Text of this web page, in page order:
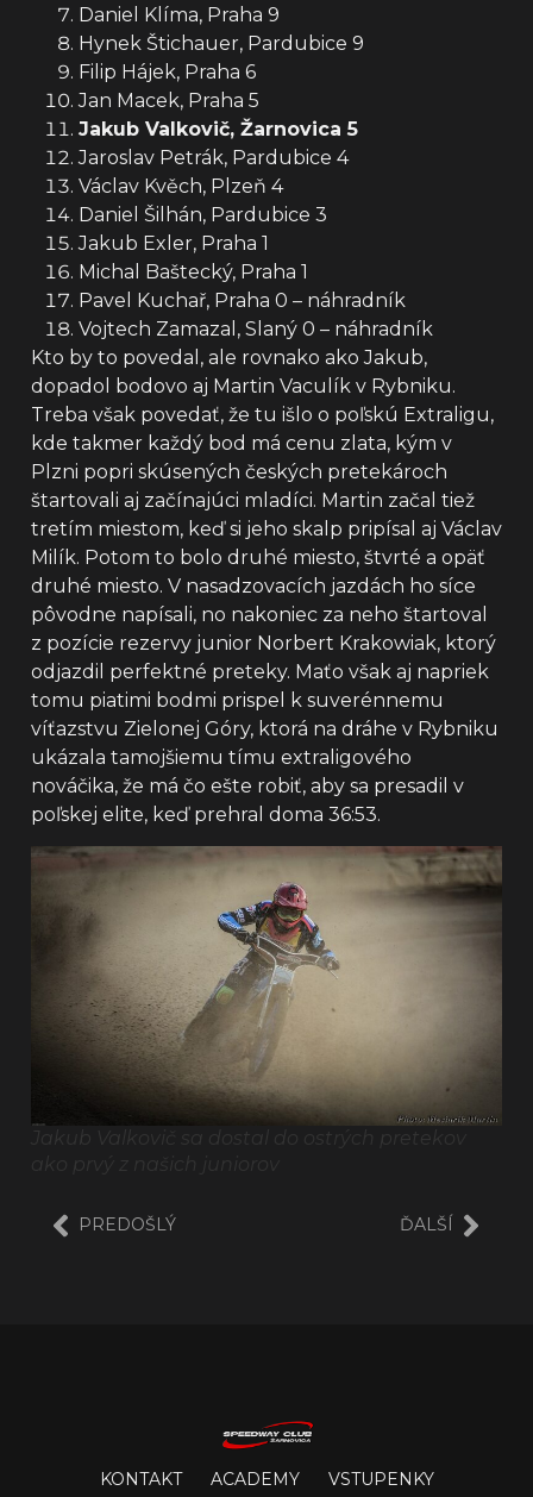
Daniel Klíma, Praha 9
Hynek Štichauer, Pardubice 9
Filip Hájek, Praha 6
Jan Macek, Praha 5
Jakub Valkovič, Žarnovica 5
Jaroslav Petrák, Pardubice 4
Václav Kvěch, Plzeň 4
Daniel Šilhán, Pardubice 3
Jakub Exler, Praha 1
Michal Baštecký, Praha 1
Pavel Kuchař, Praha 0 – náhradník
Vojtech Zamazal, Slaný 0 – náhradník
Kto by to povedal, ale rovnako ako Jakub,
dopadol bodovo aj Martin Vaculík v Rybniku.
Treba však povedať, že tu išlo o poľskú Extraligu,
kde takmer každý bod má cenu zlata, kým v
Plzni popri skúsených českých pretekároch
štartovali aj začínajúci mladíci. Martin začal tiež
tretím miestom, keď si jeho skalp pripísal aj Václav
Milík. Potom to bolo druhé miesto, štvrté a opäť
druhé miesto. V nasadzovacích jazdách ho síce
pôvodne napísali, no nakoniec za neho štartoval
z pozície rezervy junior Norbert Krakowiak, ktorý
odjazdil perfektné preteky. Maťo však aj napriek
tomu piatimi bodmi prispel k suverénnemu
víťazstvu Zielonej Góry, ktorá na dráhe v Rybniku
ukázala tamojšiemu tímu extraligového
nováčika, že má čo ešte robiť, aby sa presadil v
poľskej elite, keď prehral doma 36:53.
Jakub Valkovič sa dostal do ostrých pretekov
ako prvý z našich juniorov
PREDOŠLÝ ĎALŠÍ
KONTAKT ACADEMY VSTUPENKY